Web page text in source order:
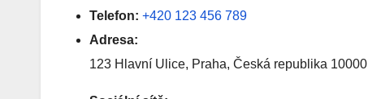
Telefon: +420 123 456 789
Adresa:
123 Hlavní Ulice, Praha, Česká republika 10000